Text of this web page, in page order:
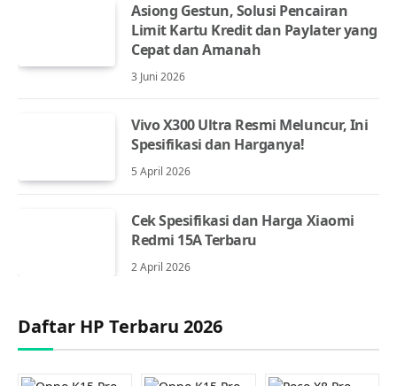
Asiong Gestun, Solusi Pencairan
Limit Kartu Kredit dan Paylater yang
Cepat dan Amanah
3 Juni 2026
Vivo X300 Ultra Resmi Meluncur, Ini
Spesifikasi dan Harganya!
5 April 2026
Cek Spesifikasi dan Harga Xiaomi
Redmi 15A Terbaru
2 April 2026
Daftar HP Terbaru 2026